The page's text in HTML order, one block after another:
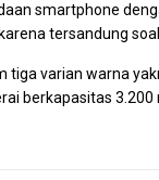
smartphone
tersandung
tiga varian warna
berkapasitas 3.200